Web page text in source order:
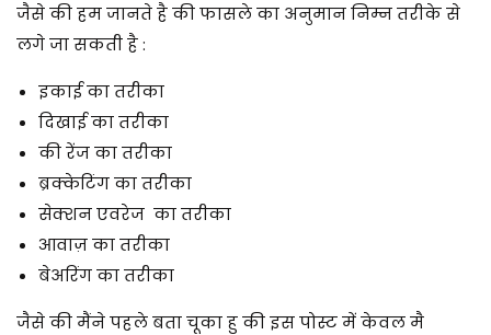
जैसे की हम जानते है की फासले का अनुमान निम्न तरीके से
लगे जा सकती है :
इकाई का तरीका
दिखाई का तरीका
की रेंज का तरीका
ब्रक्केटिंग का तरीका
सेक्शन एवरेज का तरीका
आवाज़ का तरीका
बेअरिंग का तरीका
जैसे की मैंने पहले बता चूका हु की इस पोस्ट में केवल मै